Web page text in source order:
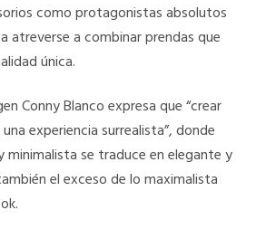
como protagonistas absolutos
atreverse a combinar prendas que
única.
Conny Blanco expresa que “crear
experiencia surrealista”, donde
minimalista se traduce en elegante y
el exceso de lo maximalista